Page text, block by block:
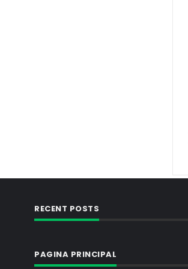
RECENT POSTS
PAGINA PRINCIPAL